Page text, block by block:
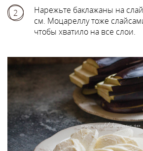
2
Нарежьте баклажаны на
см. Моцареллу тоже
чтобы хватило на все слои.